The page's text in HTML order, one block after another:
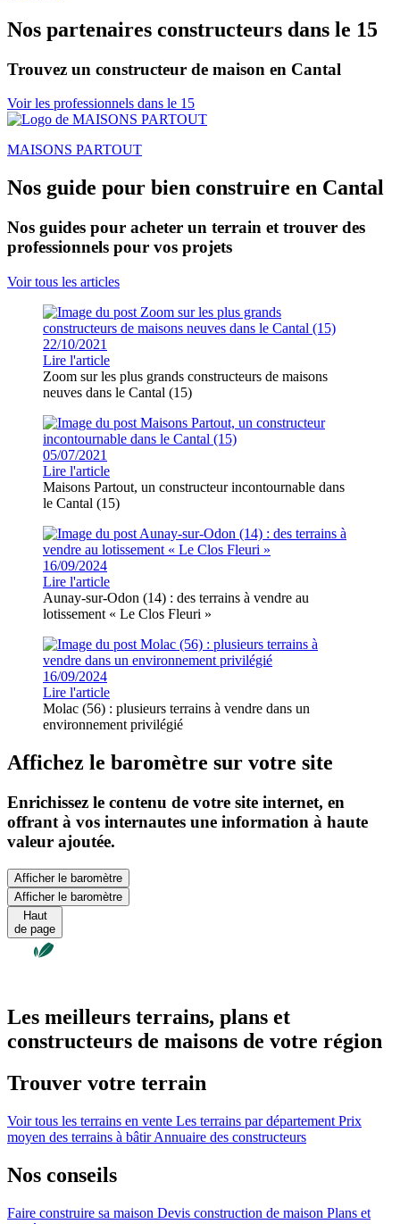
Nos partenaires constructeurs dans le 15
Trouvez un constructeur de maison en Cantal
Voir les professionnels dans le 15
MAISONS PARTOUT
Nos guide pour bien construire en Cantal
Nos guides pour acheter un terrain et trouver des
professionnels pour vos projets
Voir tous les articles
22/10/2021
Lire l'article
Zoom sur les plus grands constructeurs de maisons
neuves dans le Cantal (15)
05/07/2021
Lire l'article
Maisons Partout, un constructeur incontournable dans
le Cantal (15)
16/09/2024
Lire l'article
Aunay-sur-Odon (14) : des terrains à vendre au
lotissement « Le Clos Fleuri »
16/09/2024
Lire l'article
Molac (56) : plusieurs terrains à vendre dans un
environnement privilégié
Affichez le baromètre sur votre site
Enrichissez le contenu de votre site internet, en
offrant à vos internautes une information à haute
valeur ajoutée.
Afficher le baromètre
Afficher le baromètre
Haut
de page
Les meilleurs terrains, plans et
constructeurs de maisons de votre région
Trouver votre terrain
Voir tous les terrains en vente Les terrains par département Prix
moyen des terrains à bâtirAnnuaire des constructeurs
Nos conseils
Faire construire sa maison Devis construction de maison Plans et